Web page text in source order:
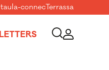
-connecTerrassa